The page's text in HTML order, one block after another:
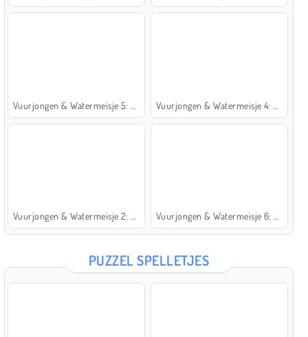
PUZZEL SPELLETJES